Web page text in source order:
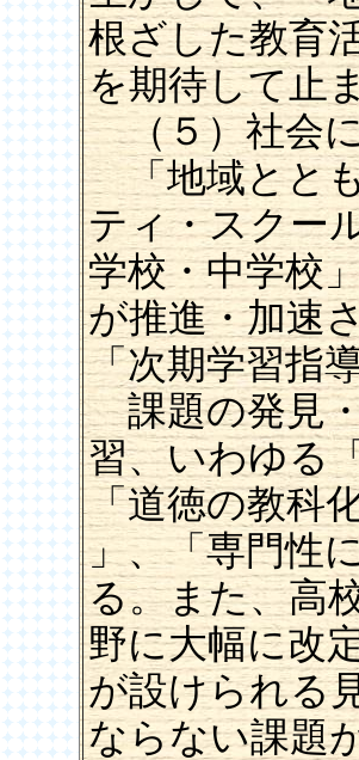
根ざした教育
を期待して止
（５）社会に
「地域ととも
ティ・スクー
学校・中学校
が推進・加速
「次期学習指
課題の発見・
習、いわゆる
「道徳の教科
」、「専門性
る。また、高
野に大幅に改
が設けられる
ならない課題